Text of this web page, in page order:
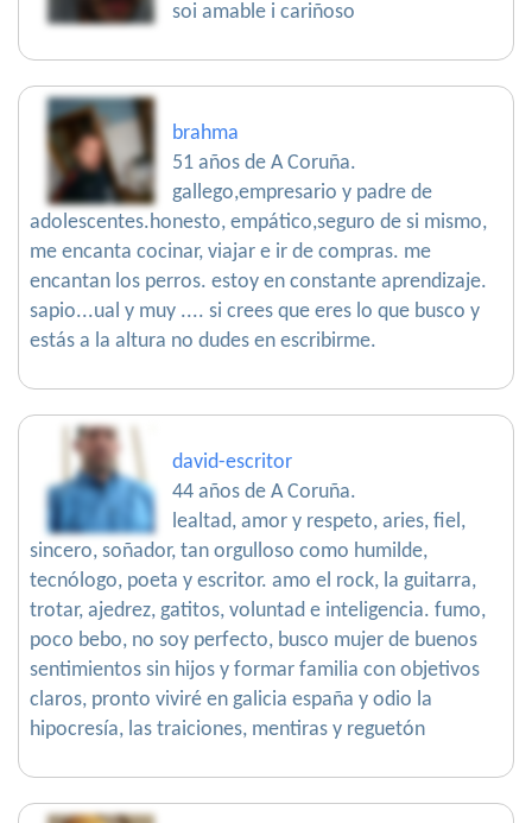
soi amable i cariñoso
brahma
51 años de A Coruña.
gallego,empresario y padre de
adolescentes.honesto, empático,seguro de si mismo,
me encanta cocinar, viajar e ir de compras. me
encantan los perros. estoy en constante aprendizaje.
sapio...ual y muy .... si crees que eres lo que busco y
estás a la altura no dudes en escribirme.
david-escritor
44 años de A Coruña.
lealtad, amor y respeto, aries, fiel,
sincero, soñador, tan orgulloso como humilde,
tecnólogo, poeta y escritor. amo el rock, la guitarra,
trotar, ajedrez, gatitos, voluntad e inteligencia. fumo,
poco bebo, no soy perfecto, busco mujer de buenos
sentimientos sin hijos y formar familia con objetivos
claros, pronto viviré en galicia españa y odio la
hipocresía, las traiciones, mentiras y reguetón